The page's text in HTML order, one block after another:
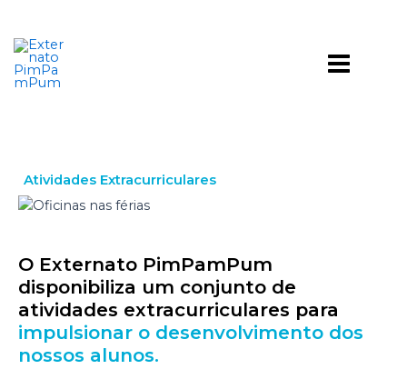
content
Menu
Atividades Extracurriculares
O Externato PimPamPum
disponibiliza um conjunto de
atividades extracurriculares para
impulsionar o desenvolvimento dos
nossos alunos.